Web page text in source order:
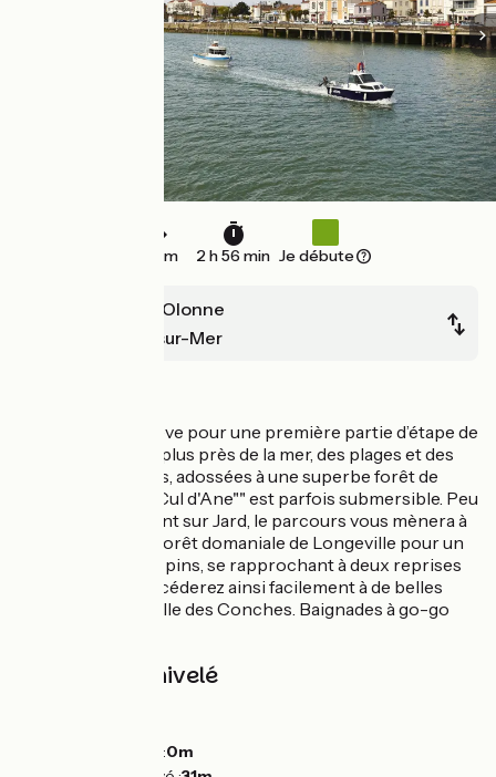
44 km 2 h 56 min Je débute
Les Sables d'Olonne
La Tranche-sur-Mer
Un parcours de rêve pour une première partie d’étape de
La Vélodyssée au plus près de la mer, des plages et des
criques rocheuses, adossées à une superbe forêt de
pins. Le lieu-dit ""Cul d'Ane"" est parfois submersible. Peu
après Saint Vincent sur Jard, le parcours vous mènera à
travers la grande forêt domaniale de Longeville pour un
parcours dans les pins, se rapprochant à deux reprises
de la mer. Vous accéderez ainsi facilement à de belles
plages, comme celle des Conches. Baignades à go-go
Pentes et dénivelé
Point le plus bas :0m